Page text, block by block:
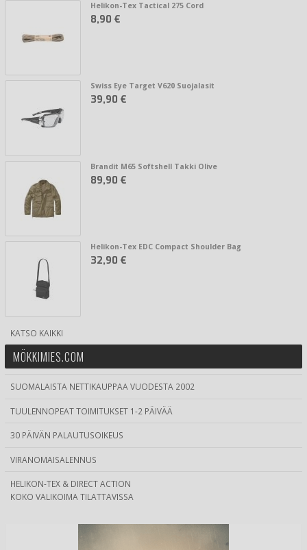
Helikon-Tex Tactical 275 Cord
8,90 €
Swiss Eye Target V620 Suojalasit
39,90 €
Brandit M65 Softshell Takki Olive
89,90 €
Helikon-Tex EDC Compact Shoulder Bag
32,90 €
KATSO KAIKKI
MÖKKIMIES.COM
SUOMALAISTA NETTIKAUPPAA VUODESTA 2002
TUULENNOPEAT TOIMITUKSET 1-2 PÄIVÄÄ
30 PÄIVÄN PALAUTUSOIKEUS
VIRANOMAISALENNUS
HELIKON-TEX & DIRECT ACTION
KOKO VALIKOIMA TILATTAVISSA